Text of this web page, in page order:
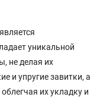
уникальной
не делая их
и упругие завитки, а
их укладку и